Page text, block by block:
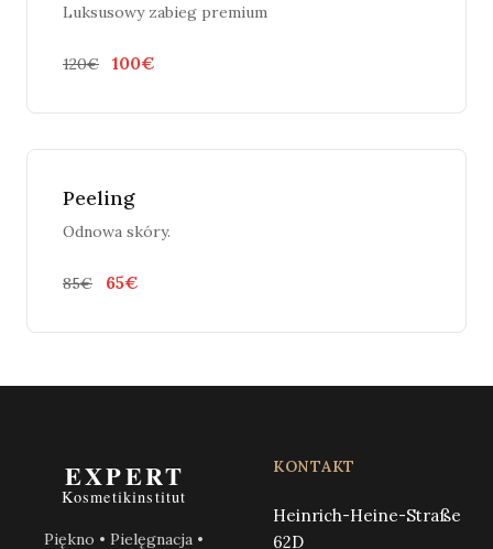
Luksusowy zabieg premium
120€ 100€
Peeling
Odnowa skóry.
85€ 65€
Piękno • Pielęgnacja •
KONTAKT
Heinrich-Heine-Straße
62D